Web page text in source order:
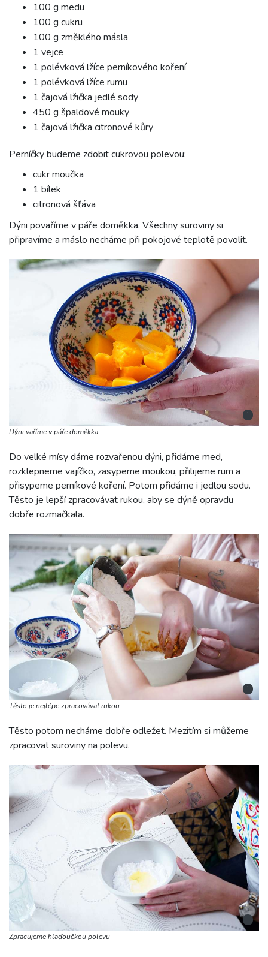
100 g medu
100 g cukru
100 g změklého másla
1 vejce
1 polévková lžíce perníkového koření
1 polévková lžíce rumu
1 čajová lžička jedlé sody
450 g špaldové mouky
1 čajová lžička citronové kůry
Perníčky budeme zdobit cukrovou polevou:
cukr moučka
1 bílek
citronová šťáva
Dýni povaříme v páře doměkka. Všechny suroviny si
připravíme a máslo necháme při pokojové teplotě povolit.
i
Dýni vaříme v páře doměkka
Do velké mísy dáme rozvařenou dýni, přidáme med,
rozklepneme vajíčko, zasypeme moukou, přilijeme rum a
přisypeme perníkové koření. Potom přidáme i jedlou sodu.
Těsto je lepší zpracovávat rukou, aby se dýně opravdu
dobře rozmačkala.
i
Těsto je nejlépe zpracovávat rukou
Těsto potom necháme dobře odležet. Mezitím si můžeme
zpracovat suroviny na polevu.
i
Zpracujeme hlaďoučkou polevu